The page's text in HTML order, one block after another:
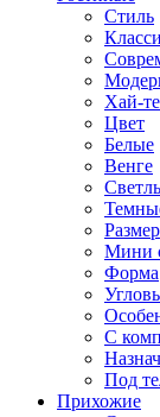
Стиль
Хай-
Цвет
Белые
Венге
Размер
Мини
Форма
С
Под
Прихожие